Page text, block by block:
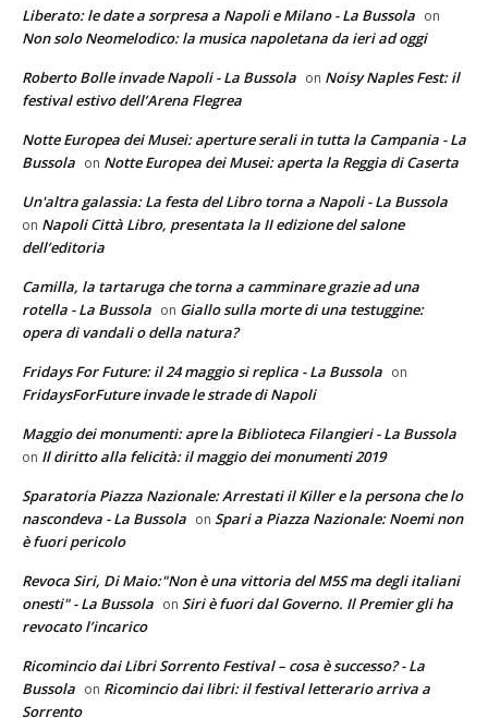
Liberato: le date a sorpresa a Napoli e Milano - La Bussola on
Non solo Neomelodico: la musica napoletana da ieri ad oggi
Roberto Bolle invade Napoli - La Bussola on Noisy Naples Fest: il
festival estivo dell’Arena Flegrea
Notte Europea dei Musei: aperture serali in tutta la Campania - La
Bussola on Notte Europea dei Musei: aperta la Reggia di Caserta
Un'altra galassia: La festa del Libro torna a Napoli - La Bussola
on Napoli Città Libro, presentata la II edizione del salone
dell’editoria
Camilla, la tartaruga che torna a camminare grazie ad una
rotella - La Bussola on Giallo sulla morte di una testuggine:
opera di vandali o della natura?
Fridays For Future: il 24 maggio si replica - La Bussola on
FridaysForFuture invade le strade di Napoli
Maggio dei monumenti: apre la Biblioteca Filangieri - La Bussola
on Il diritto alla felicità: il maggio dei monumenti 2019
Sparatoria Piazza Nazionale: Arrestati il Killer e la persona che lo
nascondeva - La Bussola on Spari a Piazza Nazionale: Noemi non
è fuori pericolo
Revoca Siri, Di Maio:"Non è una vittoria del M5S ma degli italiani
onesti" - La Bussola on Siri è fuori dal Governo. Il Premier gli ha
revocato l’incarico
Ricomincio dai Libri Sorrento Festival – cosa è successo? - La
Bussola on Ricomincio dai libri: il festival letterario arriva a
Sorrento